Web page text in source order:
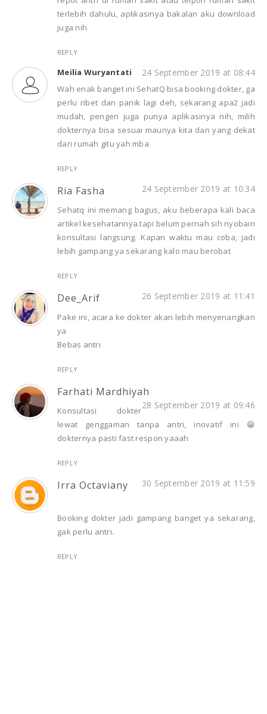
terlebih dahulu, aplikasinya bakalan aku download
juga nih
REPLY
Meilia Wuryantati 24 September 2019 at 08:44
Wah enak banget ini SehatQ bisa booking dokter, ga
perlu ribet dan panik lagi deh, sekarang apa2 jadi
mudah, pengen juga punya aplikasinya nih, milih
dokternya bisa sesuai maunya kita dan yang dekat
dari rumah gitu yah mba
REPLY
Ria Fasha 24 September 2019 at 10:34
Sehatq ini memang bagus, aku beberapa kali baca
artikel kesehatannya.tapi belum pernah sih nyobain
konsultasi langsung. Kapan waktu mau coba, jadi
lebih gampang ya sekarang kalo mau berobat
REPLY
Dee_Arif 26 September 2019 at 11:41
Pake ini, acara ke dokter akan lebih menyenangkan
ya
Bebas antri
REPLY
Farhati Mardhiyah
28 September 2019 at 09:46
Konsultasi dokter
lewat genggaman tanpa antri, inovatif ini 😁
dokternya pasti fast respon yaaah
REPLY
Irra Octaviany 30 September 2019 at 11:59
Booking dokter jadi gampang banget ya sekarang,
gak perlu antri.
REPLY